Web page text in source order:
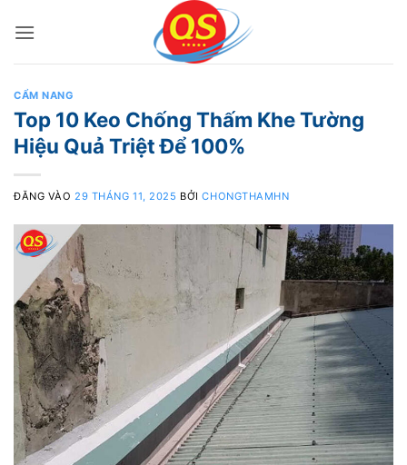
qua
CẨM NANG
Top 10 Keo Chống Thấm Khe Tường
Hiệu Quả Triệt Để 100%
ĐĂNG VÀO 29 THÁNG 11, 2025 BỞICHONGTHAMHN